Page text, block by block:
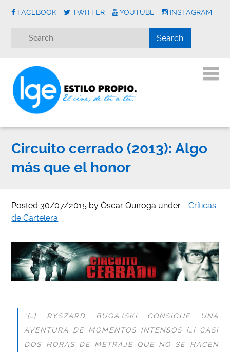
FACEBOOK TWITTER YOUTUBE INSTAGRAM
Circuito cerrado (2013): Algo
más que el honor
Posted 30/07/2015 byÓscar Quiroga under - Críticas
de Cartelera
“[…] RYSZARD BUGAJSKI CONSIGUE UNA
AVENTURA DE MOMENTOS INTENSOS […] CASI
DOS HORAS DE METRAJE QUE NO SE HACEN